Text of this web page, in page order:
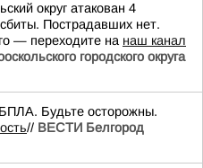
округ атакован 4
Пострадавших нет.
— переходите на наш канал
городского округа
Будьте осторожны.
// ВЕСТИ Белгород